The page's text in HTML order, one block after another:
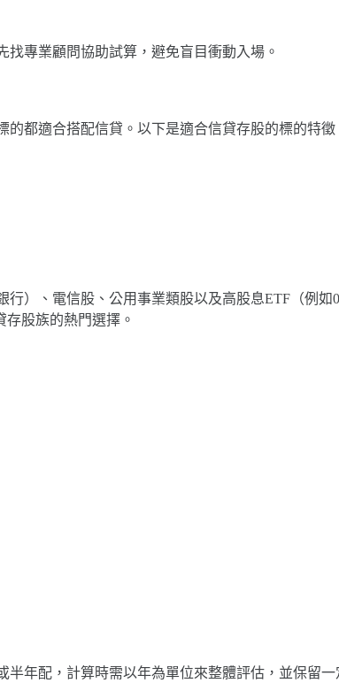
專業顧問協助試算，避免盲目衝動入場。
都適合搭配信貸。以下是適合信貸存股的標的特徵
）、電信股、公用事業類股以及高股息ETF（例如
股族的熱門選擇。
年配，計算時需以年為單位來整體評估，並保留